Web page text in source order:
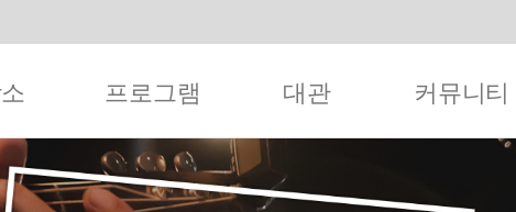
프로그램 대관 커뮤니티